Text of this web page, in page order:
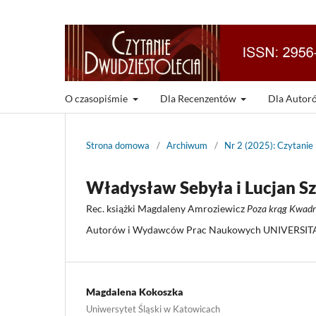
O czasopiśmie Dla Recenzentów Dla
Strona domowa / Archiwum / Nr 2 (2025): Czytanie
Władysław Sebyła i Lucjan
Rec. książki Magdaleny Amroziewicz Poza krąg
Autorów i Wydawców Prac Naukowych
Magdalena Kokoszka
Uniwersytet Śląski w Katowicach